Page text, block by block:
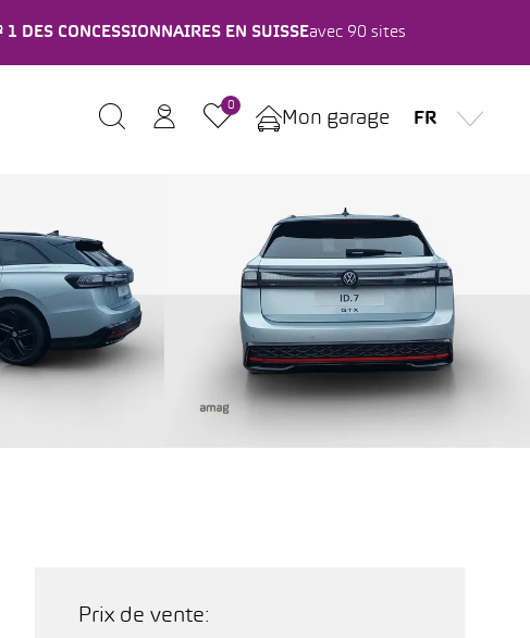
1 DES CONCESSIONNAIRES EN SUISSEavec 90 sites
0
Mon garage FR
Prix de vente: